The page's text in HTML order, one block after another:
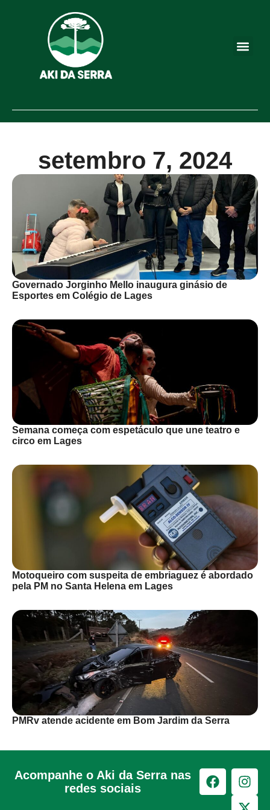
setembro 7, 2024
Governado Jorginho Mello inaugura ginásio de
Esportes em Colégio de Lages
Semana começa com espetáculo que une teatro e
circo em Lages
Motoqueiro com suspeita de embriaguez é abordado
pela PM no Santa Helena em Lages
PMRv atende acidente em Bom Jardim da Serra
Acompanhe o Aki da Serra nas
redes sociais